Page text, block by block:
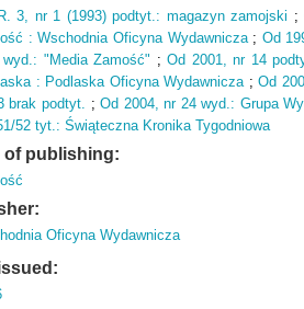
3, nr 1 (1993)podtyt.: magazyn zamojski ;
: Wschodnia Oficyna Wydawnicza; Od
: "Media Zamość" ;Od 2001, nr 14
: Podlaska Oficyna Wydawnicza;Od
brak podtyt. ;Od 2004, nr 24 wyd.: Grupa
52 tyt.: Świąteczna Kronika Tygodniowa
of publishing:
Oficyna Wydawnicza